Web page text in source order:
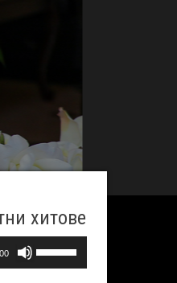
хитове
Използвайте
стрелките